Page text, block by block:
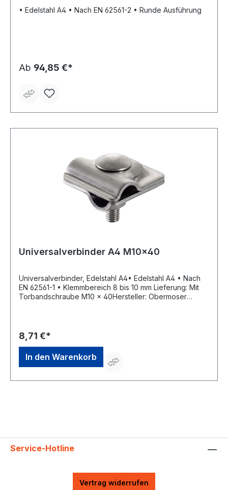
• Edelstahl A4 • Nach EN 62561-2 • Runde Ausführung
Ab 94,85 €*
Universalverbinder A4 M10x40
Universalverbinder, Edelstahl A4• Edelstahl A4 • Nach
EN 62561-1 • Klemmbereich 8 bis 10 mm Lieferung: Mit
Torbandschraube M10 x 40Hersteller: Obermoser
8,71 €*
In den Warenkorb
Service-Hotline
Vertrag widerrufen